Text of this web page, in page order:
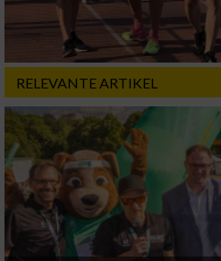
RELEVANTE ARTIKEL